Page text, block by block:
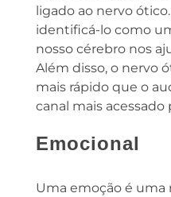
ligado ao nervo
identificá-lo como
nosso cérebro nos
Além disso, o nervo
mais rápido que o
canal mais acessado
Emocional
Uma emoção é uma